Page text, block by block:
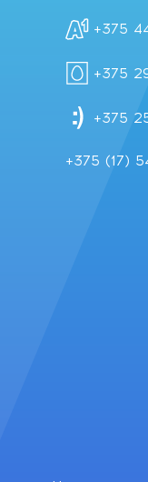
+375
+375
+375
+375 (17)